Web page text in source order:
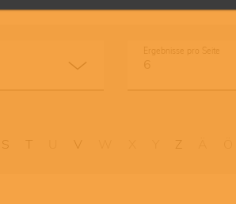
Ergebnisse pro Seite
S T V Z